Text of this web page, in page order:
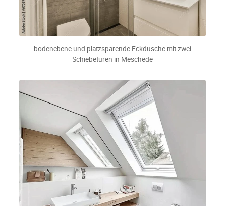
bodenebene und platzsparende Eckdusche mit zwei
Schiebetüren in Meschede